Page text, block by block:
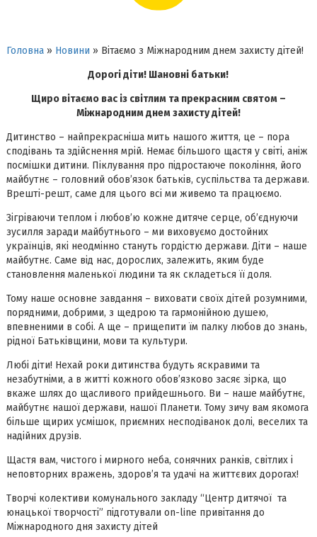
Головна» Новини » Вітаємо з Міжнародним днем захисту дітей!
Дорогі діти! Шановні батьки!
Щиро вітаємо вас із світлим та прекрасним святом –
Міжнародним днем захисту дітей!
Дитинство – найпрекрасніша мить нашого життя, це – пора
сподівань та здійснення мрій. Немає більшого щастя у світі, аніж
посмішки дитини. Піклування про підростаюче покоління, його
майбутнє – головний обов’язок батьків, суспільства та держави.
Врешті-решт, саме для цього всі ми живемо та працюємо.
Зігріваючи теплом і любов’ю кожне дитяче серце, об’єднуючи
зусилля заради майбутнього – ми виховуємо достойних
українців, які неодмінно стануть гордістю держави. Діти – наше
майбутнє. Саме від нас, дорослих, залежить, яким буде
становлення маленької людини та як складеться її доля.
Тому наше основне завдання – виховати своїх дітей розумними,
порядними, добрими, з щедрою та гармонійною душею,
впевненими в собі. А ще – прищепити їм палку любов до знань,
рідної Батьківщини, мови та культури.
Любі діти! Нехай роки дитинства будуть яскравими та
незабутніми, а в житті кожного обов’язково засяє зірка, що
вкаже шлях до щасливого прийдешнього. Ви – наше майбутнє,
майбутнє нашої держави, нашої Планети. Тому зичу вам якомога
більше щирих усмішок, приємних несподіванок долі, веселих та
надійних друзів.
Щастя вам, чистого і мирного неба, сонячних ранків, світлих і
неповторних вражень, здоров’я та удачі на життєвих дорогах!
Творчі колективи комунального закладу “Центр дитячої та
юнацької творчості” підготували on-line привітання до
Міжнародного дня захисту дітей